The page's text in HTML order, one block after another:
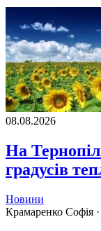
08.08.2026
На
градусів
Новини
Крамаренко Софія ·